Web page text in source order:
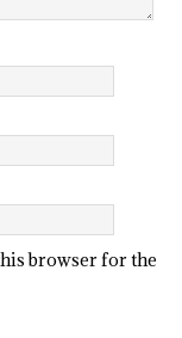
browser for the